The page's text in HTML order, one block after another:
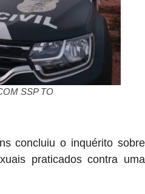
SSP TO
concluiu o inquérito sobre
praticados contra uma